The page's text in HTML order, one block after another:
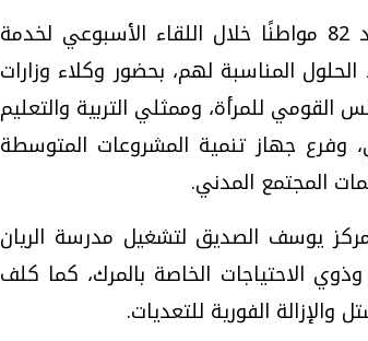
استقبل الدكتور أحمد الأنصاري محافظ الفيوم، عدد 82 مواطنًا خلال اللقاء الأسبوعي لخدمة
المناسبة لهم، بحضور وكلاء وزارات
القومي للمرأة، وممثلي التربية والتعليم
وفرع جهاز تنمية المشروعات المتوسطة
المجتمع المدني.
يوسف الصديق لتشغيل مدرسة الريان
الاحتياجات الخاصة بالمرك، كما كلف
الفورية للتعديات.
دليلك للتنسيق الجامعي .. تساؤلات
وإجابات
السبت، 01 اغسطس 2026 10:25 ص
واعدة